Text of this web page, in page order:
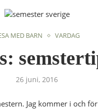
MED BARN VARDAG
26 juni, 2016
Jag kommer i och